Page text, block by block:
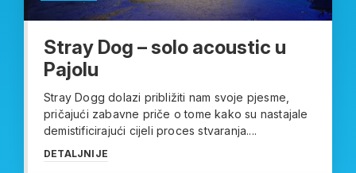
Stray Dog – solo acoustic u
Pajolu
Stray Dogg dolazi približiti nam svoje pjesme,
pričajući zabavne priče o tome kako su nastajale
demistificirajući cijeli proces stvaranja....
DETALJNIJE